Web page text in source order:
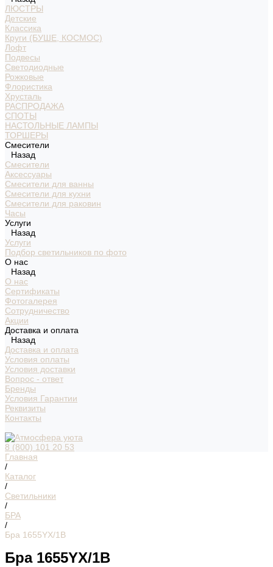
ЛЮСТРЫ
Детские
Классика
Круги (БУШЕ, КОСМОС)
Лофт
Подвесы
Светодиодные
Рожковые
Флористика
Хрусталь
РАСПРОДАЖА
СПОТЫ
НАСТОЛЬНЫЕ ЛАМПЫ
ТОРШЕРЫ
Смесители
Назад
Смесители
Аксессуары
Смесители для ванны
Смесители для кухни
Смесители для раковин
Часы
Услуги
Назад
Услуги
Подбор светильников по фото
О нас
Назад
О нас
Сертификаты
Фотогалерея
Сотрудничество
Акции
Доставка и оплата
Назад
Доставка и оплата
Условия оплаты
Условия доставки
Вопрос - ответ
Бренды
Условия Гарантии
Реквизиты
Контакты
8 (800) 101 20 53
Главная
/
Каталог
/
Светильники
/
БРА
/
Бра 1655YX/1B
Бра 1655YX/1B